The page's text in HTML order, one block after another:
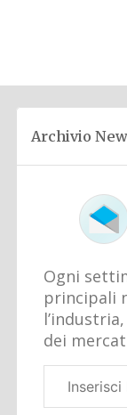
Archivio
Ogni
principali
dei
aziendale